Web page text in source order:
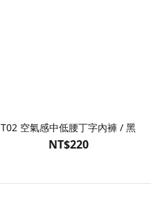
T02 空氣感中低腰丁字內褲 / 黑
NT$220